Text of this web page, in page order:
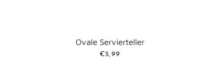
Ovale Servierteller
NORMALER PREIS
€5,99